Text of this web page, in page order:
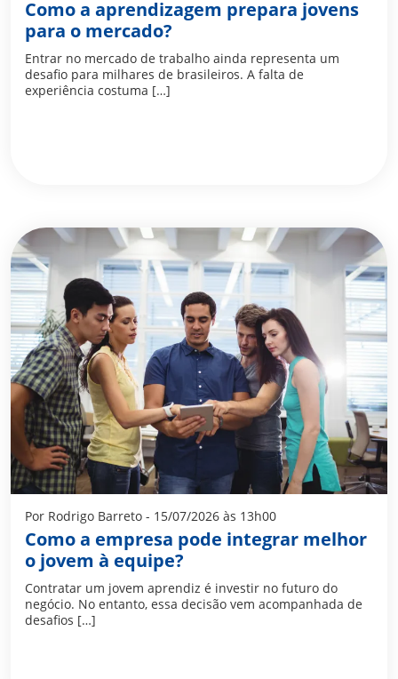
Como a aprendizagem prepara jovens
para o mercado?
Entrar no mercado de trabalho ainda representa um
desafio para milhares de brasileiros. A falta de
experiência costuma […]
Por Rodrigo Barreto - 15/07/2026 às 13h00
Como a empresa pode integrar melhor
o jovem à equipe?
Contratar um jovem aprendiz é investir no futuro do
negócio. No entanto, essa decisão vem acompanhada de
desafios […]